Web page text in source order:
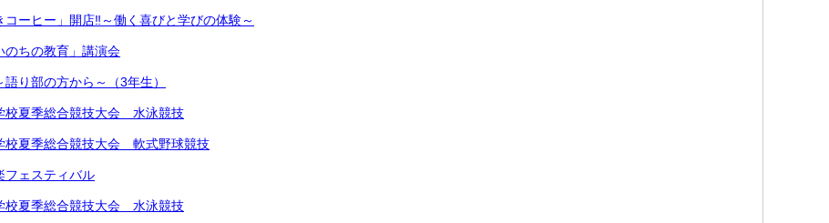
ーヒー」開店‼︎～働く喜びと学びの体験～
のちの教育」講演会
り部の方から～（3年生）
校夏季総合競技大会 水泳競技
校夏季総合競技大会 軟式野球競技
フェスティバル
校夏季総合競技大会 水泳競技